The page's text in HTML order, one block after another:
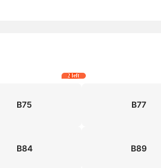
B75
2 left
B77
B84 B89